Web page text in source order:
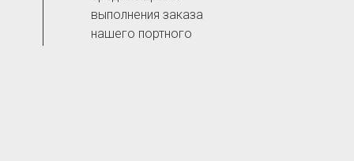
выполнения заказа
нашего портного